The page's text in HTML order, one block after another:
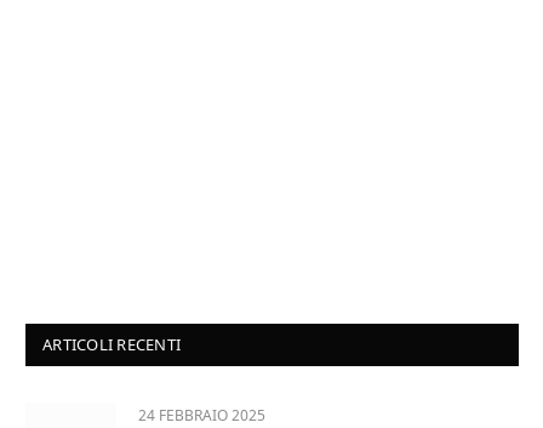
ARTICOLI RECENTI
24 FEBBRAIO 2025